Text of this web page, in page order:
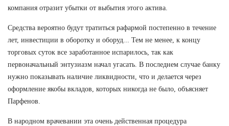
компания отразит убытки от выбытия этого актива.
Средства вероятно будут тратиться рафармой постепенно в течение
лет, инвестиции в оборотку и оборуд... Тем не менее, к концу
торговых суток все заработанное испарилось, так как
первоначальный энтузиазм начал угасать. В последнем случае банку
нужно показывать наличие ликвидности, что и делается через
оформление якобы вкладов, которых никогда не было, объясняет
Парфенов.
В народном врачевании эта очень действенная процедура